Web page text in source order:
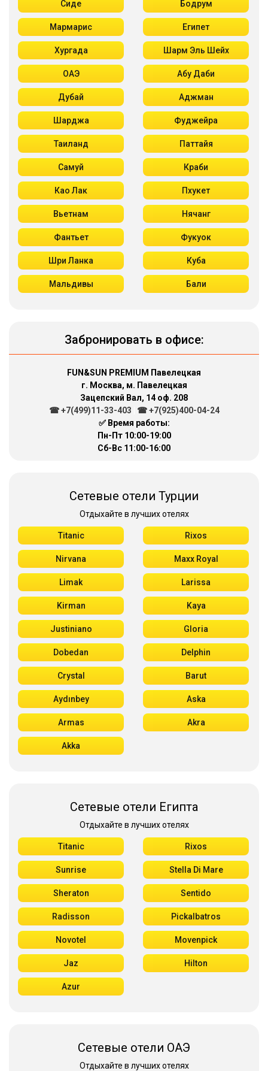
Сиде Бодрум
Мармарис Египет
Хургада Шарм Эль Шейх
ОАЭ Абу Даби
Дубай Аджман
Шарджа Фуджейра
Таиланд Паттайя
Самуй Краби
Као Лак Пхукет
Вьетнам Нячанг
Фантьет Фукуок
Шри Ланка Куба
Мальдивы Бали
Забронировать в офисе:
FUN&SUN PREMIUM Павелецкая
г. Москва, м. Павелецкая
Зацепский Вал, 14 оф. 208
☎ +7(499)11-33-403
☎ +7(925)400-04-24
✅ Время работы:
Пн-Пт 10:00-19:00
Сб-Вс 11:00-16:00
Сетевые отели Турции
Отдыхайте в лучших отелях
Titanic Rixos
Nirvana Maxx Royal
Limak Larissa
Kirman Kaya
Justiniano Gloria
Dobedan Delphin
Crystal Barut
Aydınbey Aska
Armas Akra
Akka
Сетевые отели Египта
Отдыхайте в лучших отелях
Titanic Rixos
Sunrise Stella Di Mare
Sheraton Sentido
Radisson Pickalbatros
Novotel Movenpick
Jaz Hilton
Azur
Сетевые отели ОАЭ
Отдыхайте в лучших отелях